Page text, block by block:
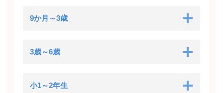
9か月～3歳
3歳～6歳
小1～2年生